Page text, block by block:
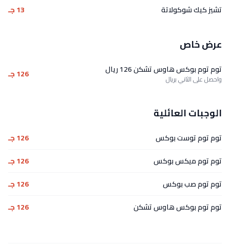
تشيز كيك شوكولاتة
13 جـ
عرض خاص
توم توم بوكس هاوس تشكن 126 ريال
واحصل على الثاني بريال 126 جـ
الوجبات العائلية
توم توم توست بوكس
126 جـ
توم توم ميكس بوكس
126 جـ
توم توم صب بوكس
126 جـ
توم توم بوكس هاوس تشكن
126 جـ